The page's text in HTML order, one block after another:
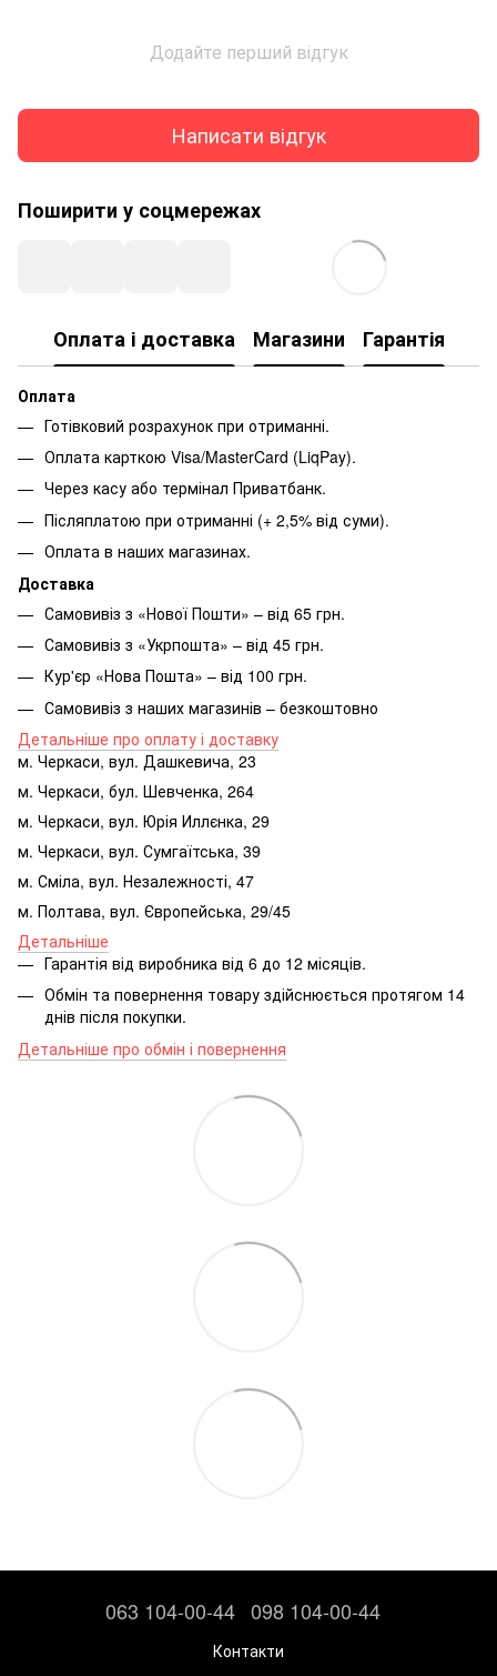
Додайте перший відгук
Написати відгук
Поширити у соцмережах
Оплата і доставка Магазини Гарантія
Оплата
Готівковий розрахунок при отриманні.
Оплата карткою Visa/MasterCard (LiqPay).
Через касу або термінал Приватбанк.
Післяплатою при отриманні (+ 2,5% від суми).
Оплата в наших магазинах.
Доставка
Самовивіз з «Нової Пошти» – від 65 грн.
Самовивіз з «Укрпошта» – від 45 грн.
Кур'єр «Нова Пошта» – від 100 грн.
Самовивіз з наших магазинів – безкоштовно
Детальніше про оплату і доставку
м. Черкаси, вул. Дашкевича, 23
м. Черкаси, бул. Шевченка, 264
м. Черкаси, вул. Юрія Иллєнка, 29
м. Черкаси, вул. Сумгаїтська, 39
м. Сміла, вул. Незалежності, 47
м. Полтава, вул. Європейська, 29/45
Детальніше
Гарантія від виробника від 6 до 12 місяців.
Обмін та повернення товару здійснюється протягом 14
днів після покупки.
Детальніше про обмін і повернення
063 104-00-44 098 104-00-44
Контакти